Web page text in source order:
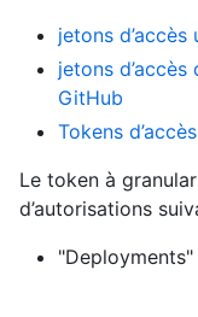
jetons
jetons d’accès
GitHub
Tokens
Le token à
d’autorisations